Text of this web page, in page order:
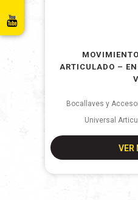
ARTICULADO –
V
Bocallaves y
Universal
VER